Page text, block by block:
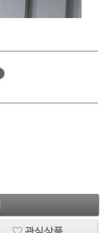
관심상품